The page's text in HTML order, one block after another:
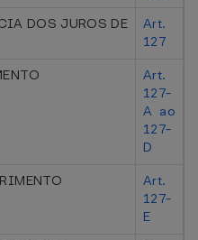
DOS JUROS DE
Art.
127
Art.
127-
A ao
127-
D
Art.
127-
E